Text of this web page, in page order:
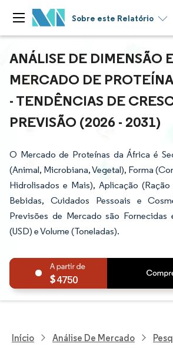
Sobre este Relatório
ANÁLISE DE DIMENSÃO
MERCADO DE
- TENDÊNCIAS DE
PREVISÃO (2026 - 2031)
O Mercado de Proteínas da África é
(Animal, Microbiana, Vegetal), Forma
Hidrolisados e Mais), Aplicação
Bebidas, Cuidados Pessoais e
Previsões de Mercado são Fornecidas
(USD) e Volume (Toneladas).
4750
Início Análise De Mercado